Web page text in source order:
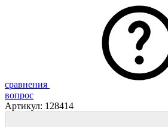
сравнения
вопрос
Артикул: 128414